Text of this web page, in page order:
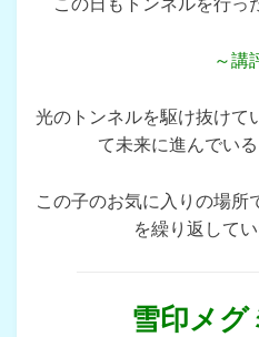
～講
光のトンネルを駆け抜けて
て未来に進んでい
この子のお気に入りの場所
を繰り返して
雪印メグ